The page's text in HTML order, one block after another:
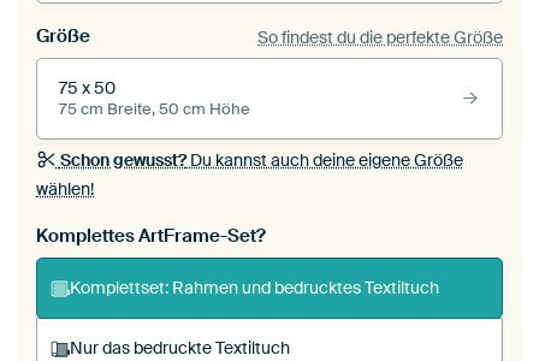
Größe So findest du die perfekte Größe
75 x 50
75 cm Breite, 50 cm Höhe
Schon gewusst?Du kannst auch deine eigene Größe
wählen!
Komplettes ArtFrame-Set?
Komplettset: Rahmen und bedrucktes Textiltuch
Nur das bedruckte Textiltuch